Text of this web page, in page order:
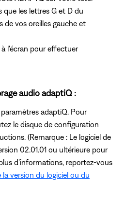
que les lettres G et D du
de vos oreilles gauche et
l'écran pour effectuer
audio adaptiQ :
adaptiQ. Pour
le disque de configuration
(Remarque : Le logiciel de
02.01.01 ou ultérieure pour
d'informations, reportez-vous
version du logiciel ou du